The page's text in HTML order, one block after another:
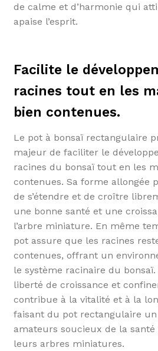
de calme et d’harmonie qui
apaise l’esprit.
Facilite le
racines tout en les
bien contenues.
Le pot à bonsaï rectangulaire
majeur de faciliter le
racines du bonsaï tout en les
contenues. Sa forme allongée
de s’étendre et de croître
une bonne santé et une
l’arbre miniature. En même
pot assure que les racines
contenues, offrant un
le système racinaire du
liberté de croissance et
contribue à la vitalité et à la
faisant du pot rectangulaire
amateurs soucieux de la
leurs arbres miniatures.